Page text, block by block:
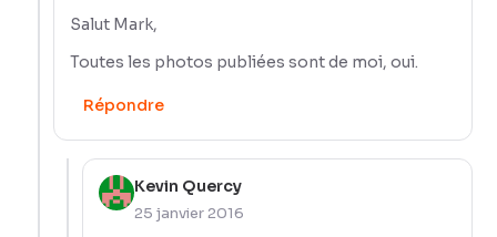
Salut Mark,
Toutes les photos publiées sont de moi, oui.
Répondre
Kevin Quercy
25 janvier 2016